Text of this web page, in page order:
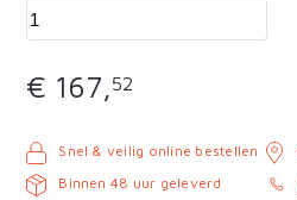
€ 167,52
Snel & veilig online bestellen
Binnen 48 uur geleverd